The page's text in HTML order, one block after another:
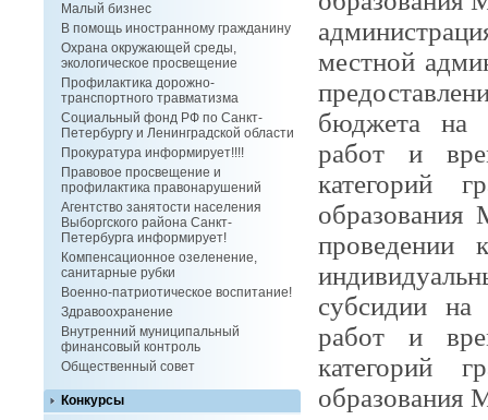
Малый бизнес
В помощь иностранному гражданину
Охрана окружающей среды,
экологическое просвещение
Профилактика дорожно-
транспортного травматизма
Социальный фонд РФ по Санкт-
Петербургу и Ленинградской области
Прокуратура информирует!!!!
Правовое просвещение и
профилактика правонарушений
Агентство занятости населения
Выборгского района Санкт-
Петербурга информирует!
Компенсационное озеленение,
санитарные рубки
Военно-патриотическое воспитание!
Здравоохранение
Внутренний муниципальный
финансовый контроль
Общественный совет
Конкурсы
местной
бюджета на
работ и
категорий
проведении
субсидии на
работ и
категорий
образования